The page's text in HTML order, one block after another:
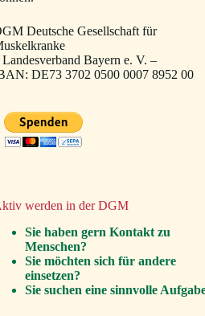
Deutsche Gesellschaft für
Landesverband Bayern e. V. –
DE73 3702 0500 0007 8952 00
werden in der DGM
Sie haben gern Kontakt zu
Menschen?
Sie möchten sich für andere
einsetzen?
Sie suchen eine sinnvolle